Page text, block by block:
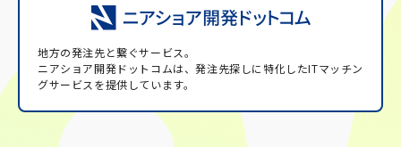
地方の発注先と繋ぐサービス。
ニアショア開発ドットコムは、発注先探しに特化したITマッチン
グサービスを提供しています。